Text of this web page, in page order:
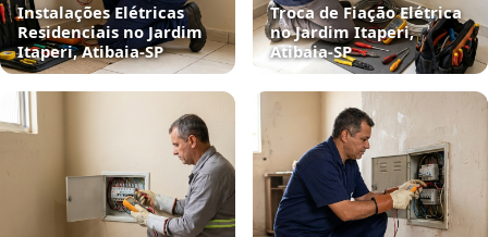
Instalações Elétricas
Residenciais no Jardim
Itaperi, Atibaia‑SP
Troca de Fiação Elétrica
no Jardim Itaperi,
Atibaia‑SP